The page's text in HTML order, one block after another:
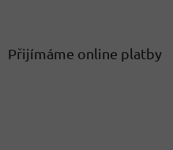
Přijímáme online platby